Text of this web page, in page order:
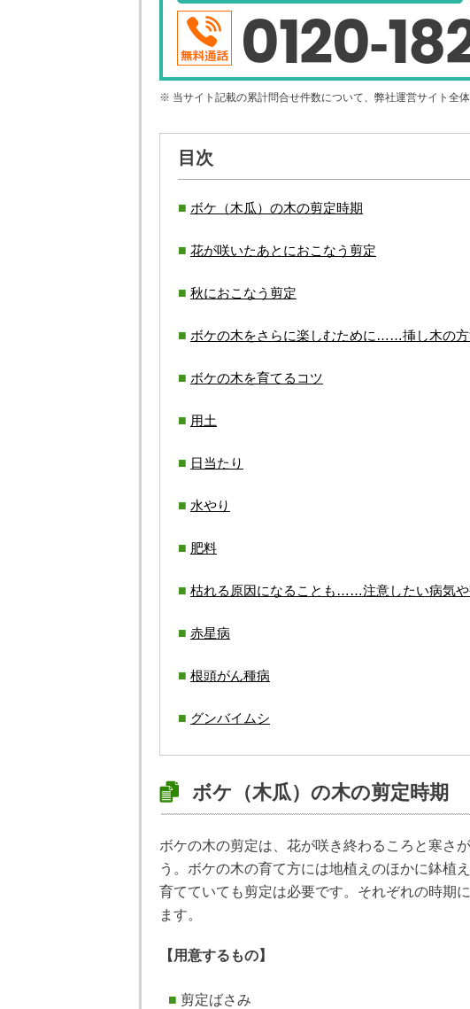
0120-
※ 当サイト記載の累計問合せ件数について、弊社運営サイト全体
目次
ボケ（木瓜）の木の剪定時期
花が咲いたあとにおこなう剪定
秋におこなう剪定
ボケの木をさらに楽しむために……挿し木の
ボケの木を育てるコツ
用土
日当たり
水やり
肥料
枯れる原因になることも……注意したい病気や
赤星病
根頭がん種病
グンバイムシ
ボケ（木瓜）の木の剪定時期
ボケの木の剪定は、花が咲き終わるころと寒さ
う。ボケの木の育て方には地植えのほかに鉢植
育てていても剪定は必要です。それぞれの時期
ます。
【用意するもの】
剪定ばさみ